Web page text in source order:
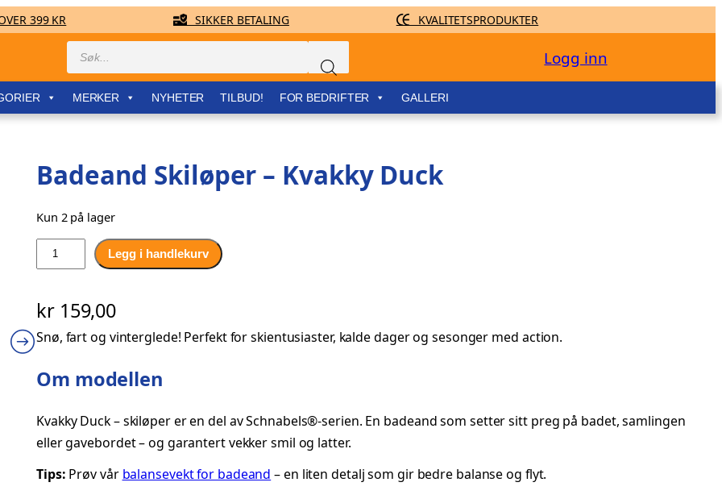
399 KR SIKKER BETALING KVALITETSPRODUKTER
Products
search Logg inn
MERKER NYHETER TILBUD! FOR BEDRIFTER GALLERI
Badeand Skiløper – Kvakky Duck
Kun 2 på lager
a
e
a
d
k
i
l
Legg i handlekurv
kr159,00
Snø, fart og vinterglede! Perfekt for skientusiaster, kalde dager og sesonger med action.
Om modellen
Kvakky Duck – skiløper er en del av Schnabels®-serien. En badeand som setter sitt preg på badet, samlingen
eller gavebordet – og garantert vekker smil og latter.
Tips: Prøv vår balansevekt for badeand – en liten detalj som gir bedre balanse og flyt.